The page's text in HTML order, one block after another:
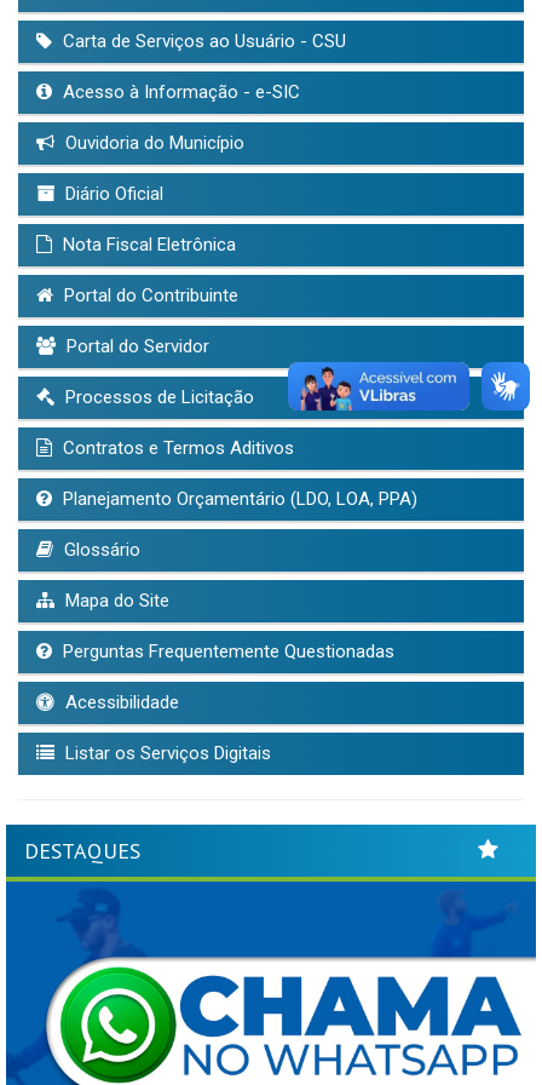
Carta de Serviços ao Usuário - CSU
Acesso à Informação - e-SIC
Ouvidoria do Município
Diário Oficial
Nota Fiscal Eletrônica
Portal do Contribuinte
Portal do Servidor
Processos de Licitação
Contratos e Termos Aditivos
Planejamento Orçamentário (LDO, LOA, PPA)
Glossário
Mapa do Site
Perguntas Frequentemente Questionadas
Acessibilidade
Listar os Serviços Digitais
DESTAQUES